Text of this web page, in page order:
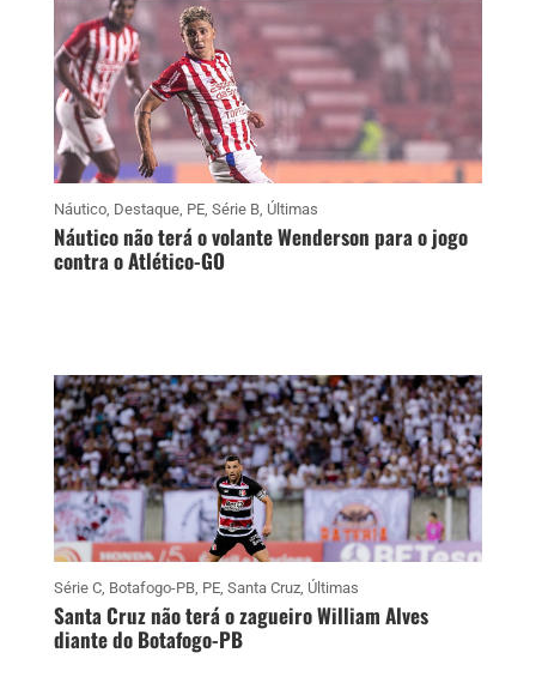
Náutico, Destaque, PE, Série B, Últimas
Náutico não terá o volante Wenderson para o jogo
contra o Atlético-GO
Série C, Botafogo-PB, PE, Santa Cruz, Últimas
Santa Cruz não terá o zagueiro William Alves
diante do Botafogo-PB